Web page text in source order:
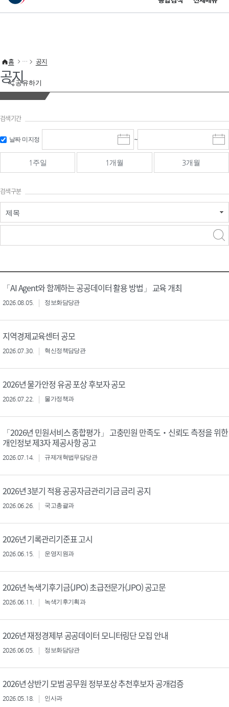
이 누리집은 대한민국 공식 전자정부 누리집입니다.
공유하기
홈 공지
공지
검색기간
날짜 미지정
시
작
일
선
~
종
료
선
1주일 1개월 3개월
검색구분
제목
「AI Agent와 함께하는 공공데이터 활용 방법」 교육 개최
2026.08.05. 정보화담당관
지역경제교육센터 공모
2026.07.30. 혁신정책담당관
2026년 물가안정 유공 포상 후보자 공모
2026.07.22. 물가정책과
「2026년 민원서비스 종합평가」 고충민원 만족도‧신뢰도 측정을 위한
개인정보 제3자 제공사항 공고
2026.07.14. 규제개혁법무담당관
2026년 3분기 적용 공공자금관리기금 금리 공지
2026.06.26. 국고총괄과
2026년 기록관리기준표 고시
2026.06.15. 운영지원과
2026년 녹색기후기금(JPO) 초급전문가(JPO) 공고문
2026.06.11. 녹색기후기획과
2026년 재정경제부 공공데이터 모니터링단 모집 안내
2026.06.05. 정보화담당관
2026년 상반기 모범 공무원 정부포상 추천후보자 공개검증
2026.05.18. 인사과